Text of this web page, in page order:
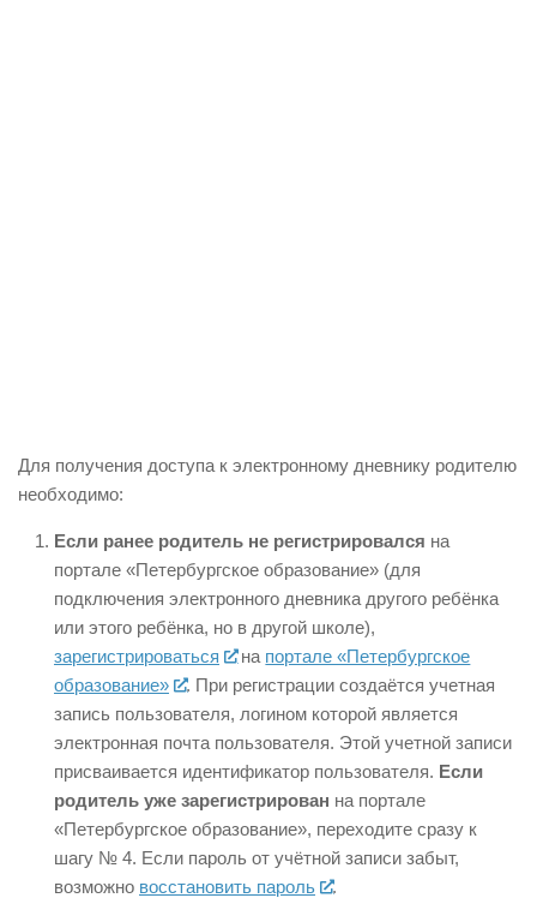
Для получения доступа к электронному дневнику родителю
необходимо:
Если ранее родитель не регистрировался на
портале «Петербургское образование» (для
подключения электронного дневника другого ребёнка
или этого ребёнка, но в другой школе),
зарегистрироваться
на портале «Петербургское
образование»
. При регистрации создаётся учетная
запись пользователя, логином которой является
электронная почта пользователя. Этой учетной записи
присваивается идентификатор пользователя. Если
родитель уже зарегистрирован на портале
«Петербургское образование», переходите сразу к
шагу № 4. Если пароль от учётной записи забыт,
возможно восстановить пароль
.